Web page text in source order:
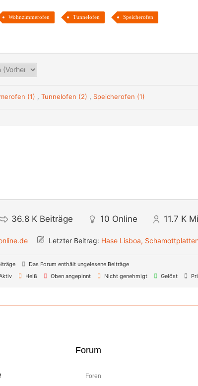
Wohnzimmerofen Tunnelofen Speicherofen
(1) , Tunnelofen (2) , Speicherofen (1)
36.8 K Beiträge 10 Online 11.7 K
Letzter Beitrag: Hase Lisboa,
Das Forum enthält ungelesene Beiträge
Heiß Oben angepinnt Nicht genehmigt Gelöst
Forum
Foren